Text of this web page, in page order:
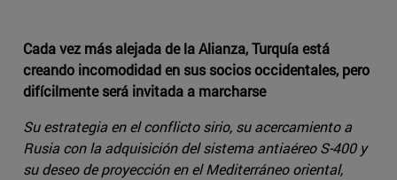
Cada vez más alejada de la Alianza, Turquía está
creando incomodidad en sus socios occidentales, pero
difícilmente será invitada a marcharse
Su estrategia en el conflicto sirio, su acercamiento a
Rusia con la adquisición del sistema antiaéreo S-400 y
su deseo de proyección en el Mediterráneo oriental,